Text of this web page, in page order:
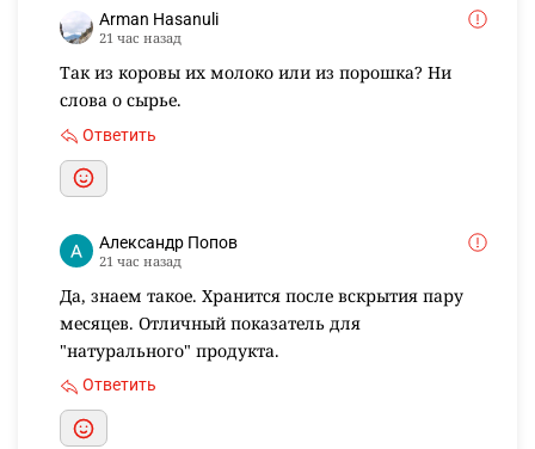
Arman Hasanuli
21 час назад
Так из коровы их молоко или из порошка? Ни
слова о сырье.
Ответить
Александр Попов
21 час назад
Да, знаем такое. Хранится после вскрытия пару
месяцев. Отличный показатель для
"натурального" продукта.
Ответить